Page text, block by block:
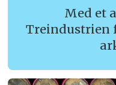
Med et
Treindustrien